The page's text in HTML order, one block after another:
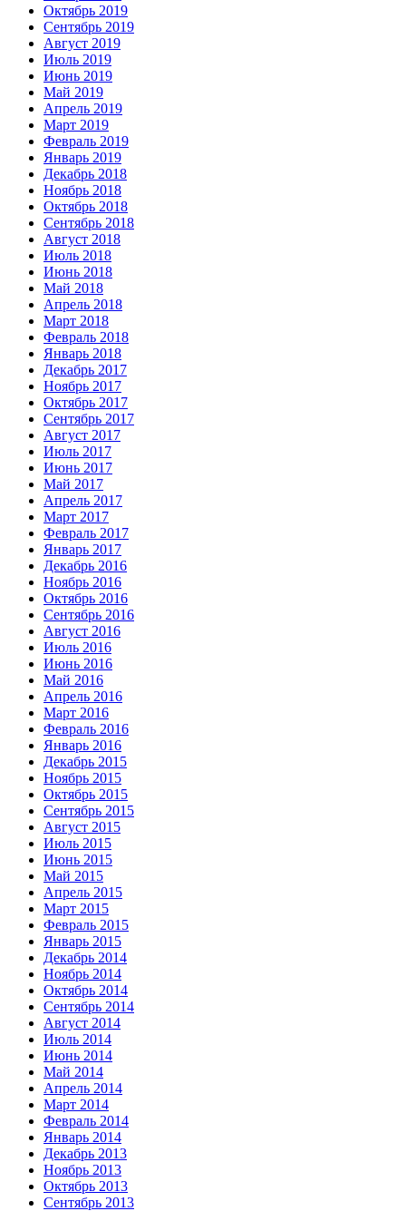
Октябрь 2019
Сентябрь 2019
Август 2019
Июль 2019
Июнь 2019
Май 2019
Апрель 2019
Март 2019
Февраль 2019
Январь 2019
Декабрь 2018
Ноябрь 2018
Октябрь 2018
Сентябрь 2018
Август 2018
Июль 2018
Июнь 2018
Май 2018
Апрель 2018
Март 2018
Февраль 2018
Январь 2018
Декабрь 2017
Ноябрь 2017
Октябрь 2017
Сентябрь 2017
Август 2017
Июль 2017
Июнь 2017
Май 2017
Апрель 2017
Март 2017
Февраль 2017
Январь 2017
Декабрь 2016
Ноябрь 2016
Октябрь 2016
Сентябрь 2016
Август 2016
Июль 2016
Июнь 2016
Май 2016
Апрель 2016
Март 2016
Февраль 2016
Январь 2016
Декабрь 2015
Ноябрь 2015
Октябрь 2015
Сентябрь 2015
Август 2015
Июль 2015
Июнь 2015
Май 2015
Апрель 2015
Март 2015
Февраль 2015
Январь 2015
Декабрь 2014
Ноябрь 2014
Октябрь 2014
Сентябрь 2014
Август 2014
Июль 2014
Июнь 2014
Май 2014
Апрель 2014
Март 2014
Февраль 2014
Январь 2014
Декабрь 2013
Ноябрь 2013
Октябрь 2013
Сентябрь 2013